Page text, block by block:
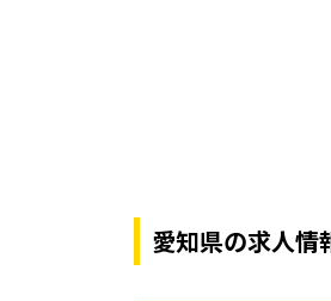
愛知県の求人情